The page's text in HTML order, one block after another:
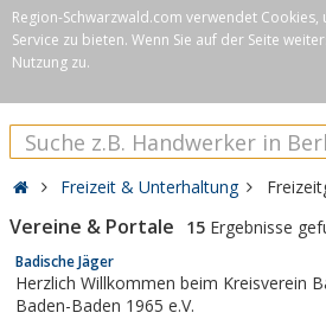
Region-Schwarzwald.com verwendet
Service zu bieten. Wenn Sie auf der Seite
Nutzung zu.
Freizeit & Unterhaltung
Vereine & Portale 15 Ergebnisse
Badische Jäger
Herzlich Willkommen beim Kreisverein
Baden-Baden 1965 e.V.